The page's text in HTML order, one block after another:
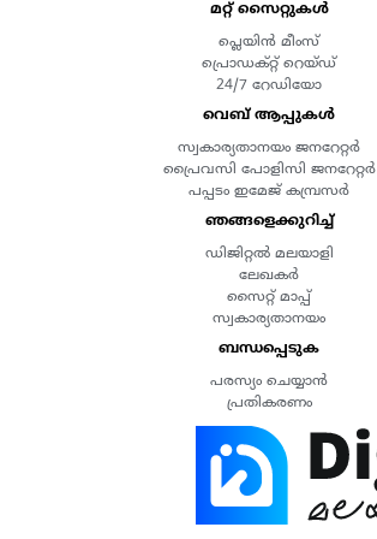
മറ്റ് സൈറ്റുകൾ
പ്ലെയിൻ മീംസ്
പ്രൊഡക്റ്റ് റെയ്ഡ്
24/7 റേഡിയോ
വെബ് ആപ്പുകൾ
സ്വകാര്യതാനയം ജനറേറ്റർ
പ്രൈവസി പോളിസി ജനറേറ്റർ
പപ്പടം ഇമേജ് കമ്പ്രസർ
ഞങ്ങളെക്കുറിച്ച്
ഡിജിറ്റൽ മലയാളി
ലേഖകർ
സൈറ്റ് മാപ്പ്
സ്വകാര്യതാനയം
ബന്ധപ്പെടുക
പരസ്യം ചെയ്യാൻ
പ്രതികരണം